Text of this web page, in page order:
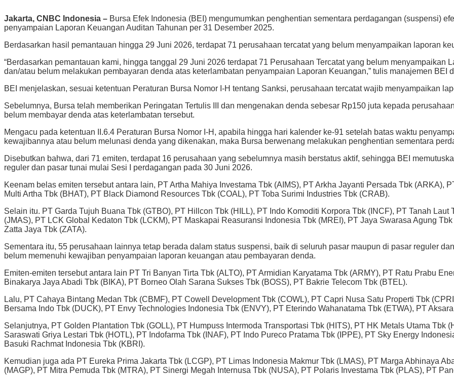
Jakarta, CNBC Indonesia – Bursa Efek Indonesia (BEI) mengumumkan penghentian sementara perdagangan (suspensi)
penyampaian Laporan Keuangan Auditan Tahunan per 31 Desember 2025.
Berdasarkan hasil pemantauan hingga 29 Juni 2026, terdapat 71 perusahaan tercatat yang belum menyampaikan laporan
“Berdasarkan pemantauan kami, hingga tanggal 29 Juni 2026 terdapat 71 Perusahaan Tercatat yang belum menyampaikan
dan/atau belum melakukan pembayaran denda atas keterlambatan penyampaian Laporan Keuangan,” tulis manajemen BEI
BEI menjelaskan, sesuai ketentuan Peraturan Bursa Nomor I-H tentang Sanksi, perusahaan tercatat wajib menyampaikan
Sebelumnya, Bursa telah memberikan Peringatan Tertulis III dan mengenakan denda sebesar Rp150 juta kepada
belum membayar denda atas keterlambatan tersebut.
Mengacu pada ketentuan II.6.4 Peraturan Bursa Nomor I-H, apabila hingga hari kalender ke-91 setelah batas waktu
kewajibannya atau belum melunasi denda yang dikenakan, maka Bursa berwenang melakukan penghentian sementara
Disebutkan bahwa, dari 71 emiten, terdapat 16 perusahaan yang sebelumnya masih berstatus aktif, sehingga BEI
reguler dan pasar tunai mulai Sesi I perdagangan pada 30 Juni 2026.
Keenam belas emiten tersebut antara lain, PT Artha Mahiya Investama Tbk (AIMS), PT Arkha Jayanti Persada Tbk (ARKA),
Multi Artha Tbk (BHAT), PT Black Diamond Resources Tbk (COAL), PT Toba Surimi Industries Tbk (CRAB).
Selain itu. PT Garda Tujuh Buana Tbk (GTBO), PT Hillcon Tbk (HILL), PT Indo Komoditi Korpora Tbk (INCF), PT Tanah
(JMAS), PT LCK Global Kedaton Tbk (LCKM), PT Maskapai Reasuransi Indonesia Tbk (MREI), PT Jaya Swarasa Agung
Zatta Jaya Tbk (ZATA).
Sementara itu, 55 perusahaan lainnya tetap berada dalam status suspensi, baik di seluruh pasar maupun di pasar reguler
belum memenuhi kewajiban penyampaian laporan keuangan atau pembayaran denda.
Emiten-emiten tersebut antara lain PT Tri Banyan Tirta Tbk (ALTO), PT Armidian Karyatama Tbk (ARMY), PT Ratu Prabu
Binakarya Jaya Abadi Tbk (BIKA), PT Borneo Olah Sarana Sukses Tbk (BOSS), PT Bakrie Telecom Tbk (BTEL).
Lalu, PT Cahaya Bintang Medan Tbk (CBMF), PT Cowell Development Tbk (COWL), PT Capri Nusa Satu Properti Tbk
Bersama Indo Tbk (DUCK), PT Envy Technologies Indonesia Tbk (ENVY), PT Eterindo Wahanatama Tbk (ETWA), PT
Selanjutnya, PT Golden Plantation Tbk (GOLL), PT Humpuss Intermoda Transportasi Tbk (HITS), PT HK Metals Utama Tbk
Saraswati Griya Lestari Tbk (HOTL), PT Indofarma Tbk (INAF), PT Indo Pureco Pratama Tbk (IPPE), PT Sky Energy
Basuki Rachmat Indonesia Tbk (KBRI).
Kemudian juga ada PT Eureka Prima Jakarta Tbk (LCGP), PT Limas Indonesia Makmur Tbk (LMAS), PT Marga Abhinaya
(MAGP), PT Mitra Pemuda Tbk (MTRA), PT Sinergi Megah Internusa Tbk (NUSA), PT Polaris Investama Tbk (PLAS), PT